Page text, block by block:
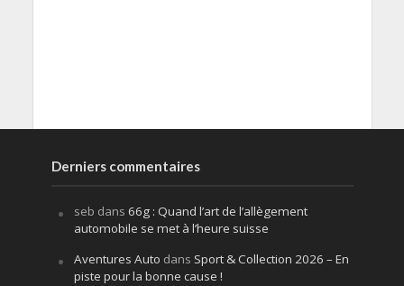
Derniers commentaires
seb dans 66g : Quand l’art de l’allègement
automobile se met à l’heure suisse
Aventures Auto dans Sport & Collection 2026 – En
piste pour la bonne cause !